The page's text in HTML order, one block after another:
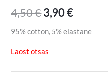
4,50€3,90€
95% cotton, 5% elastane
Laost otsas